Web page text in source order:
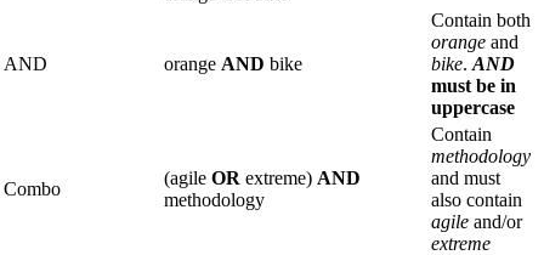
AND orange AND bike
Contain both
orange and
bike. AND
must be in
uppercase
Combo
(agile OR extreme) AND
methodology
Contain
methodology
and must
also contain
agile and/or
extreme